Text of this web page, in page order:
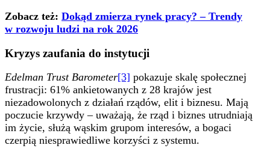
Zobacz też: Dokąd zmierza rynek pracy? – Trendy
w rozwoju ludzi na rok 2026
Kryzys zaufania do instytucji
Edelman Trust Barometer[3] pokazuje skalę społecznej
frustracji: 61% ankietowanych z 28 krajów jest
niezadowolonych z działań rządów, elit i biznesu. Mają
poczucie krzywdy – uważają, że rząd i biznes utrudniają
im życie, służą wąskim grupom interesów, a bogaci
czerpią niesprawiedliwe korzyści z systemu.